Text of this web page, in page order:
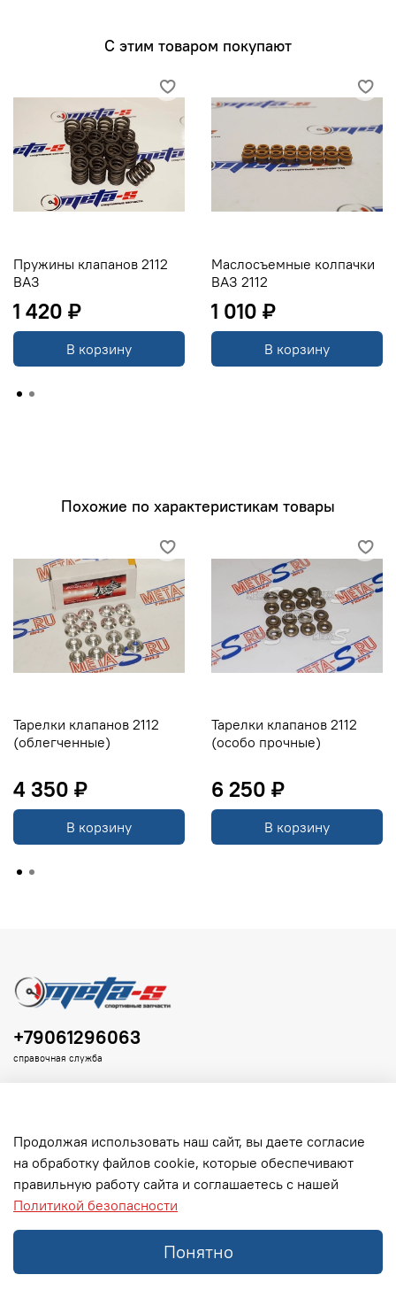
С этим товаром покупают
Пружины клапанов 2112
ВАЗ
1 420 ₽
В корзину
Маслосъемные колпачки
ВАЗ 2112
1 010 ₽
В корзину
Похожие по характеристикам товары
Тарелки клапанов 2112
(облегченные)
4 350 ₽
В корзину
Тарелки клапанов 2112
(особо прочные)
6 250 ₽
В корзину
Клиенту
Информация
+79061296063
справочная служба
Продолжая использовать наш сайт, вы даете согласие
на обработку файлов cookie, которые обеспечивают
правильную работу сайта и соглашаетесь с нашей
Политикой безопасности
Понятно